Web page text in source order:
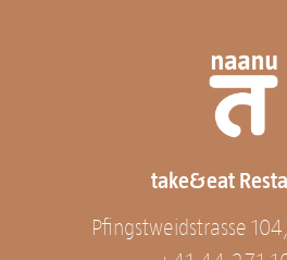
take&eat
Pfingstweidstrasse